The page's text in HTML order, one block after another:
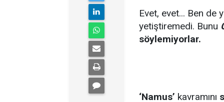
Evet, evet... Ben de
yetiştiremedi. Bunu
söylemiyorlar.
‘Namus’ kavramını